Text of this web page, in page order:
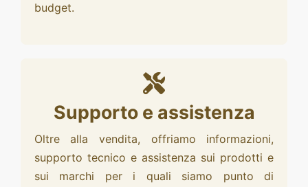
budget.
Supporto e assistenza
Oltre alla vendita, offriamo informazioni,
supporto tecnico e assistenza sui prodotti e
sui marchi per i quali siamo punto di